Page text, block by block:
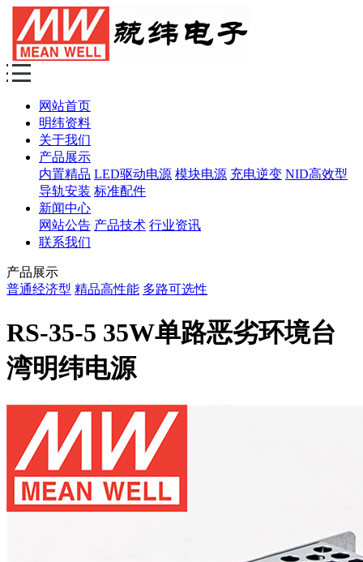
网站首页
明纬资料
关于我们
产品展示
内置精品 LED驱动电源 模块电源 充电逆变 NID高效型
导轨安装 标准配件
新闻中心
网站公告 产品技术 行业资讯
联系我们
产品展示
普通经济型 精品高性能 多路可选性
RS-35-5 35W单路恶劣环境台
湾明纬电源